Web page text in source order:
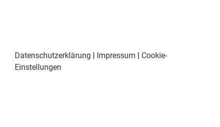
Datenschutzerklärung | Impressum | Cookie-
Einstellungen